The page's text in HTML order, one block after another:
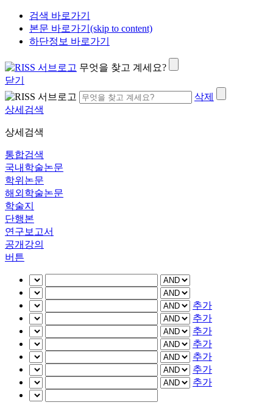
검색 바로가기
본문 바로가기(skip to content)
하단정보 바로가기
무엇을 찾고 계세요?
닫기
삭제
상세검색
상세검색
통합검색
국내학술논문
학위논문
해외학술논문
학술지
단행본
연구보고서
공개강의
버튼
추가
추가
추가
추가
추가
추가
추가